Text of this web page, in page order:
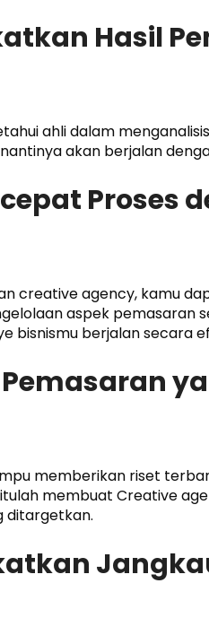
Hasil
ahli dalam
akan berjalan
Proses
creative agency, kamu
aspek pemasaran
bisnismu berjalan secara
memberikan riset
membuat Creative
ditargetkan.